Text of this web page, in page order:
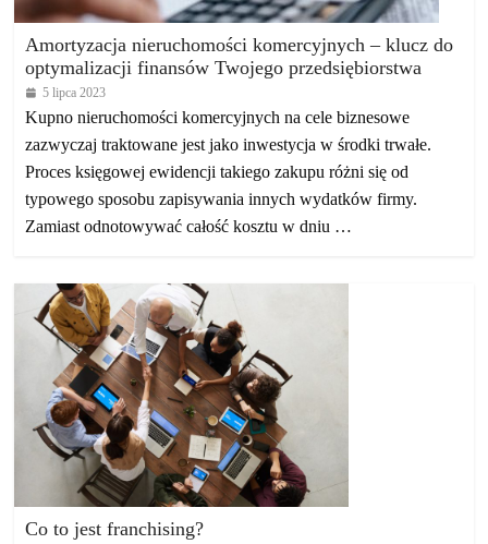
Amortyzacja nieruchomości komercyjnych – klucz do
optymalizacji finansów Twojego przedsiębiorstwa
5 lipca 2023
Kupno nieruchomości komercyjnych na cele biznesowe
zazwyczaj traktowane jest jako inwestycja w środki trwałe.
Proces księgowej ewidencji takiego zakupu różni się od
typowego sposobu zapisywania innych wydatków firmy.
Zamiast odnotowywać całość kosztu w dniu …
Co to jest franchising?